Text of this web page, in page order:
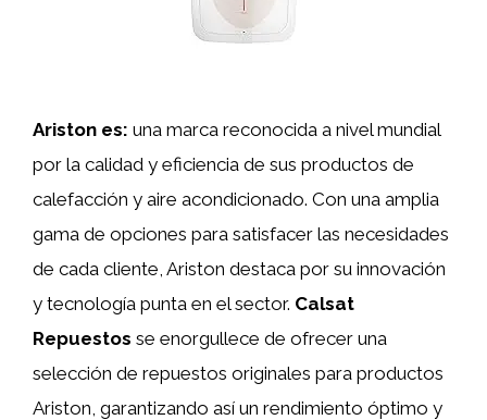
Ariston es: una marca reconocida a nivel mundial
por la calidad y eficiencia de sus productos de
calefacción y aire acondicionado. Con una amplia
gama de opciones para satisfacer las necesidades
de cada cliente, Ariston destaca por su innovación
y tecnología punta en el sector. Calsat
Repuestos se enorgullece de ofrecer una
selección de repuestos originales para productos
Ariston, garantizando así un rendimiento óptimo y